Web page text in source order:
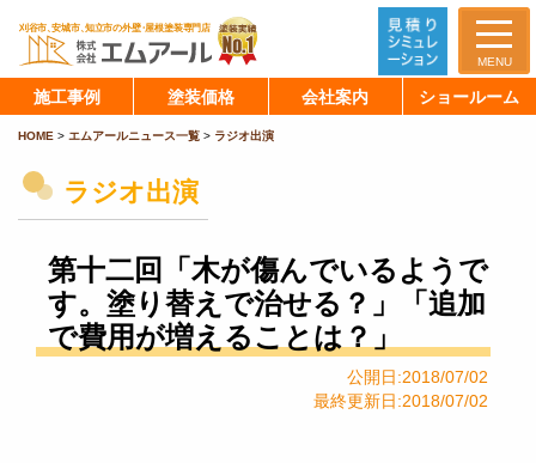
MENU
施工事例 塗装価格 会社案内 ショールーム
HOME > エムアールニュース一覧 > ラジオ出演
ラジオ出演
第十二回「木が傷んでいるようで
す。塗り替えで治せる？」「追加
で費用が増えることは？」
公開日:2018/07/02
最終更新日:2018/07/02